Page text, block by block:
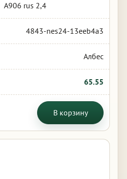
А906 rus 2,4
4843-nes24-13eeb4a3
Албес
65.55
В корзину